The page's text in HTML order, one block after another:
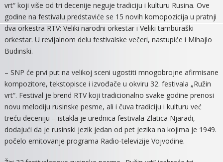
NOVE
RUSINSKE
PESME
„RUŽIN
vrt“ koji više od tri decenije neguje tradiciju i kulturu Rusina. Ove
godine na festivalu predstaviće se 15 novih komopozicija u pratnji
dva orkestra RTV: Veliki narodni orkestar i Veliki tamburaški
orkestar. U revijalnom delu festivalske večeri, nastupiće i Mihajlo
Budinski.
– SNP će prvi put na velikoj sceni ugostiti mnogobrojne afirmisane
kompozitore, tekstopisce i izvođače u okviru 32. festivala „Ružin
vrt“. Festival je brend RTV koji tradicionalno svake godine prenosi
novu melodiju rusinske pesme, ali i čuva tradiciju i kulturu već
treću deceniju – istakla je urednica festivala Zlatica Njaradi,
dodajući da je rusinski jezik jedan od pet jezika na kojima je 1949.
počelo emitovanje programa Radio-televizije Vojvodine.